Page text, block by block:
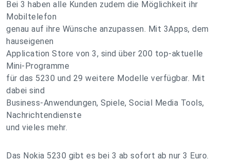
Bei 3 haben alle Kunden zudem die Möglichkeit ihr
Mobiltelefon
genau auf ihre Wünsche anzupassen. Mit 3Apps, dem
hauseigenen
Application Store von 3, sind über 200 top-aktuelle
Mini-Programme
für das 5230 und 29 weitere Modelle verfügbar. Mit
dabei sind
Business-Anwendungen, Spiele, Social Media Tools,
Nachrichtendienste
und vieles mehr.
Das Nokia 5230 gibt es bei 3 ab sofort ab nur 3 Euro.